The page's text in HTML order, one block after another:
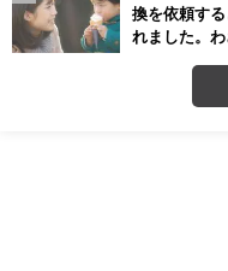
換を依頼す
れました。